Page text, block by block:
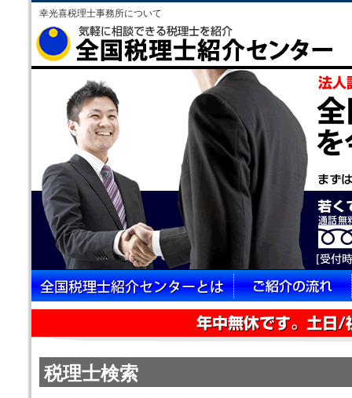
幸光喜税理士事務所について
税理士検索